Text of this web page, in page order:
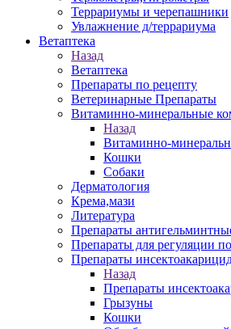
Террариумы и черепашники
Увлажнение д/террариума
Ветаптека
Назад
Ветаптека
Препараты по рецепту
Ветеринарные Препараты
Витаминно-минеральные
Назад
Витаминно-
Кошки
Собаки
Дерматология
Крема,мази
Литература
Препараты
Препараты для регуляции
Препараты
Назад
Препараты
Грызуны
Кошки